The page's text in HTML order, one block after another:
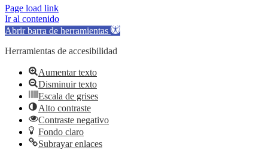
Page load link
Ir al contenido
Abrir barra de herramientas
Herramientas de accesibilidad
Aumentar texto
Disminuir texto
Escala de grises
Alto contraste
Contraste negativo
Fondo claro
Subrayar enlaces